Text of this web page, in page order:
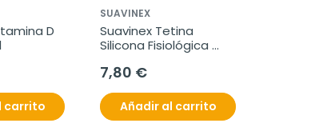
D
carrito
SUAVINEX
Suavinex Tetina
Silicona Fisiológica
7,80 €
Añadir al carrito